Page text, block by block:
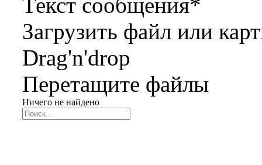
Загрузить файл или
Drag'n'drop
Перетащите файлы
Ничего не найдено